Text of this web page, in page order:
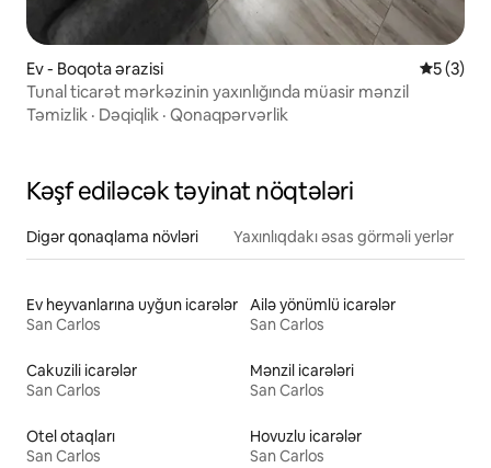
Ev - Boqota ərazisi
5 (3)
Tunal ticarət mərkəzinin yaxınlığında müasir mənzil
Təmizlik · Dəqiqlik · Qonaqpərvərlik
Kəşf ediləcək təyinat nöqtələri
Digər qonaqlama növləri Yaxınlıqdakı əsas görməli yerlər
Ev heyvanlarına uyğun icarələr
San Carlos
Ailə yönümlü icarələr
San Carlos
Cakuzili icarələr
San Carlos
Mənzil icarələri
San Carlos
Otel otaqları
San Carlos
Hovuzlu icarələr
San Carlos